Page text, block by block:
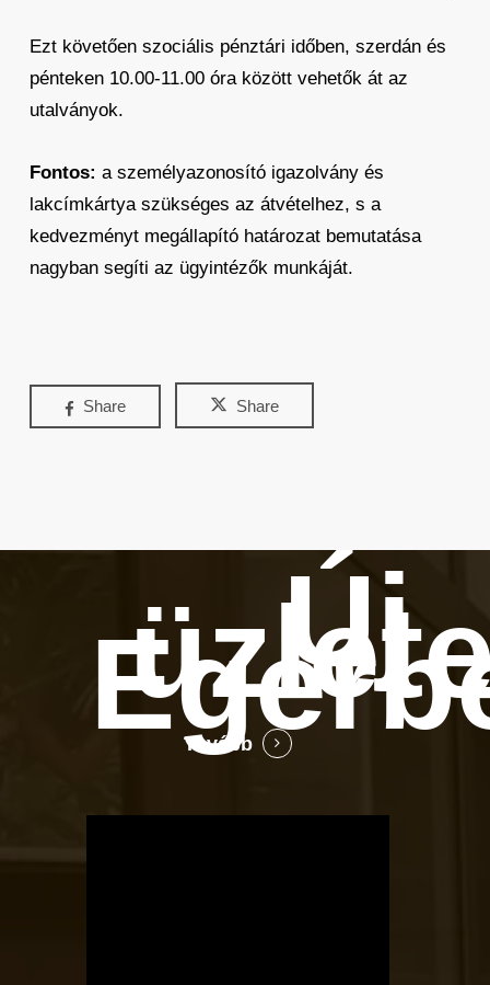
Ezt követően szociális pénztári időben, szerdán és
pénteken 10.00-11.00 óra között vehetők át az
utalványok.
Fontos: a személyazonosító igazolvány és
lakcímkártya szükséges az átvételhez, s a
kedvezményt megállapító határozat bemutatása
nagyban segíti az ügyintézők munkáját.
Share Share
Új
Tovább